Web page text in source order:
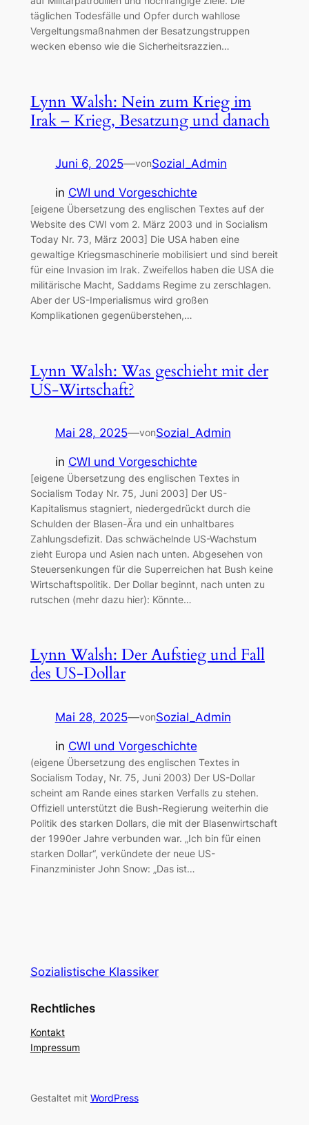
täglichen Todesfälle und Opfer durch wahllose
Vergeltungsmaßnahmen der Besatzungstruppen
wecken ebenso wie die Sicherheitsrazzien…
Lynn Walsh: Nein zum Krieg im
Irak – Krieg, Besatzung und danach
Juni 6, 2025—vonSozial_Admin
in CWI und Vorgeschichte
[eigene Übersetzung des englischen Textes auf der
Website des CWI vom 2. März 2003 und in Socialism
Today Nr. 73, März 2003] Die USA haben eine
gewaltige Kriegsmaschinerie mobilisiert und sind bereit
für eine Invasion im Irak. Zweifellos haben die USA die
militärische Macht, Saddams Regime zu zerschlagen.
Aber der US-Imperialismus wird großen
Komplikationen gegenüberstehen,…
Lynn Walsh: Was geschieht mit der
US-Wirtschaft?
Mai 28, 2025—vonSozial_Admin
in CWI und Vorgeschichte
[eigene Übersetzung des englischen Textes in
Socialism Today Nr. 75, Juni 2003] Der US-
Kapitalismus stagniert, niedergedrückt durch die
Schulden der Blasen-Ära und ein unhaltbares
Zahlungsdefizit. Das schwächelnde US-Wachstum
zieht Europa und Asien nach unten. Abgesehen von
Steuersenkungen für die Superreichen hat Bush keine
Wirtschaftspolitik. Der Dollar beginnt, nach unten zu
rutschen (mehr dazu hier): Könnte…
Lynn Walsh: Der Aufstieg und Fall
des US-Dollar
Mai 28, 2025—vonSozial_Admin
in CWI und Vorgeschichte
(eigene Übersetzung des englischen Textes in
Socialism Today, Nr. 75, Juni 2003) Der US-Dollar
scheint am Rande eines starken Verfalls zu stehen.
Offiziell unterstützt die Bush-Regierung weiterhin die
Politik des starken Dollars, die mit der Blasenwirtschaft
der 1990er Jahre verbunden war. „Ich bin für einen
starken Dollar“, verkündete der neue US-
Finanzminister John Snow: „Das ist…
Sozialistische Klassiker
Rechtliches
Kontakt
Impressum
Gestaltet mit WordPress